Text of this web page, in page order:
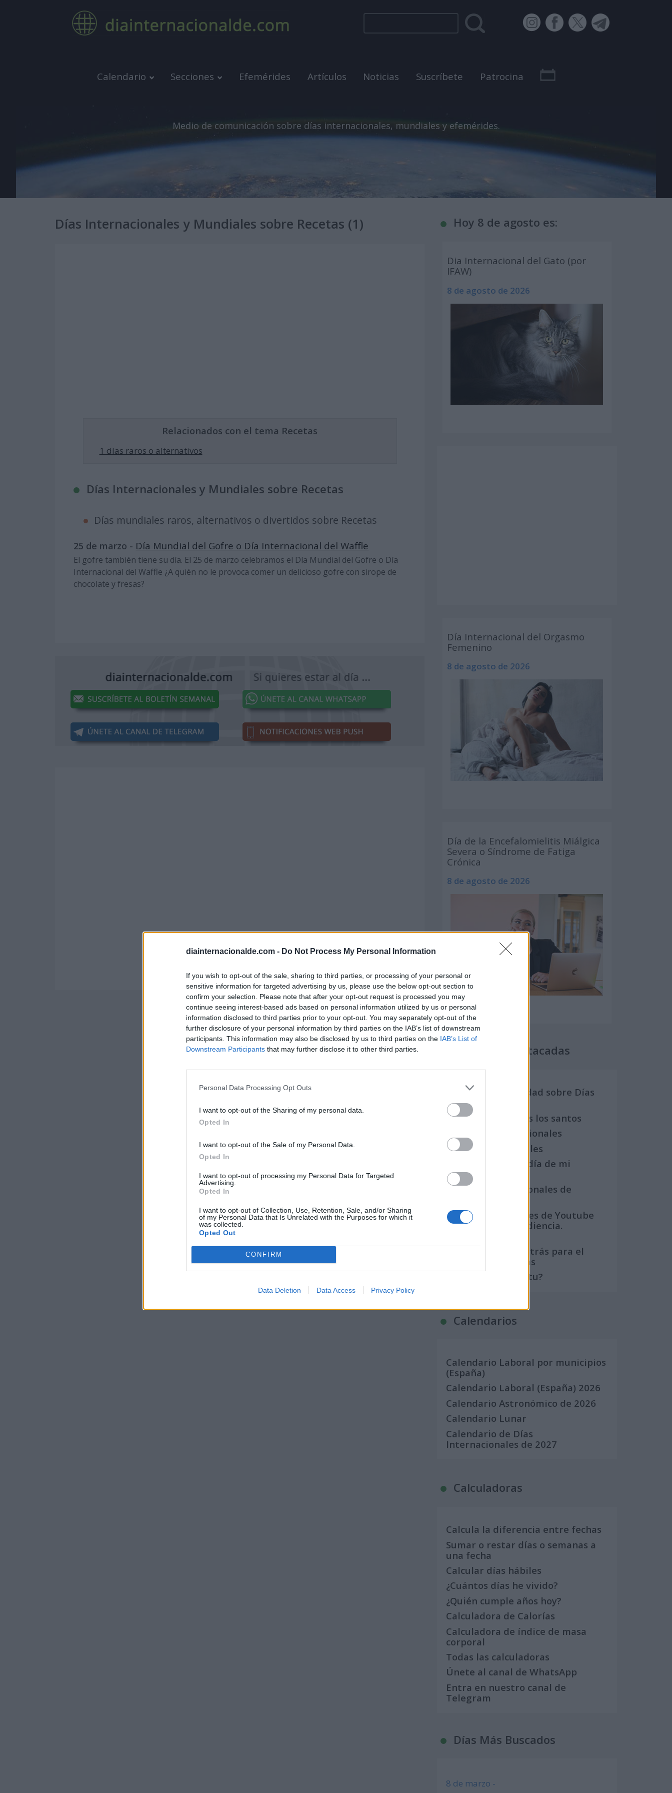
diainternacionalde.com - Do Not Process My Personal Information
If you wish to opt-out of the sale, sharing to third parties, or processing of your personal or
sensitive information for targeted advertising by us, please use the below opt-out section to
confirm your selection. Please note that after your opt-out request is processed you may
continue seeing interest-based ads based on personal information utilized by us or personal
information disclosed to third parties prior to your opt-out. You may separately opt-out of the
further disclosure of your personal information by third parties on the IAB’s list of downstream
participants. This information may also be disclosed by us to third parties on the IAB’s List of
Downstream Participants that may further disclose it to other third parties.
Personal Data Processing Opt Outs
I want to opt-out of the Sharing of my personal data.
Opted In
I want to opt-out of the Sale of my Personal Data.
Opted In
I want to opt-out of processing my Personal Data for Targeted
Advertising.
Opted In
I want to opt-out of Collection, Use, Retention, Sale, and/or Sharing
of my Personal Data that Is Unrelated with the Purposes for which it
was collected.
Opted Out
CONFIRM
Data Deletion Data Access Privacy Policy
Calendario Secciones Efemérides Artículos Noticias Suscríbete Patrocina
Medio de comunicación sobre días internacionales, mundiales y efemérides.
Días Internacionales y Mundiales sobre Recetas (1)
Relacionados con el tema Recetas
1 días raros o alternativos
Días Internacionales y Mundiales sobre Recetas
Días mundiales raros, alternativos o divertidos sobre Recetas
25 de marzo - Día Mundial del Gofre o Día Internacional del Waffle
El gofre también tiene su día. El 25 de marzo celebramos el Día Mundial del Gofre o Día
Internacional del Waffle ¿A quién no le provoca comer un delicioso gofre con sirope de
chocolate y fresas?
Hoy 8 de agosto es:
Dia Internacional del Gato (por
IFAW)
8 de agosto de 2026
Día Internacional del Orgasmo
Femenino
8 de agosto de 2026
Día de la Encefalomielitis Miálgica
Severa o Síndrome de Fatiga
Crónica
8 de agosto de 2026
Secciones destacadas
Noticias y actualidad sobre Días
Internacionales
Onomástica. Todos los santos
Semanas Internacionales
Años Internacionales
Qué se celebra el día de mi
cumpleaños
Eventos internacionales de
Los mejores canales de Youtube
según nuestra audiencia.
Crea una cuenta atrás para el
evento que quieras
¿Qué día crearías tu?
Calendarios
Calendario Laboral por municipios
(España)
Calendario Laboral (España) 2026
Calendario Astronómico de 2026
Calendario Lunar
Calendario de Días
Internacionales de 2027
Calculadoras
Calcula la diferencia entre fechas
Sumar o restar días o semanas a
una fecha
Calcular días hábiles
¿Cuántos días he vivido?
¿Quién cumple años hoy?
Calculadora de Calorías
Calculadora de índice de masa
corporal
Todas las calculadoras
Únete al canal de WhatsApp
Entra en nuestro canal de
Telegram
Días Más Buscados
8 de marzo -